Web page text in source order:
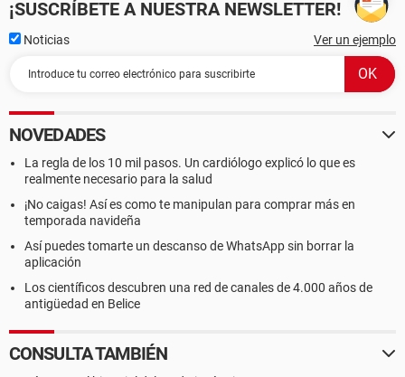
¡SUSCRÍBETE A NUESTRA NEWSLETTER!
Noticias Ver un ejemplo
NOVEDADES
La regla de los 10 mil pasos. Un cardiólogo explicó lo que es
realmente necesario para la salud
¡No caigas! Así es como te manipulan para comprar más en
temporada navideña
Así puedes tomarte un descanso de WhatsApp sin borrar la
aplicación
Los científicos descubren una red de canales de 4.000 años de
antigüedad en Belice
CONSULTA TAMBIÉN